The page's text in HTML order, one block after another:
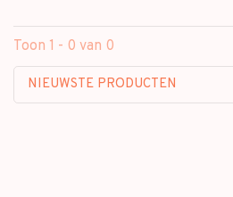
Toon 1 - 0 van 0
NIEUWSTE PRODUCTEN